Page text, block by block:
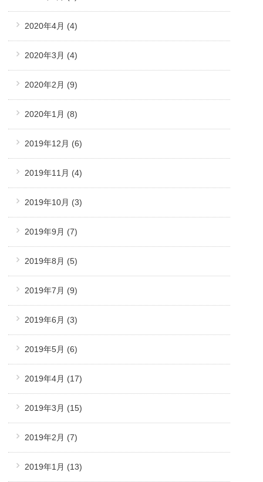
2020年4月 (4)
2020年3月 (4)
2020年2月 (9)
2020年1月 (8)
2019年12月 (6)
2019年11月 (4)
2019年10月 (3)
2019年9月 (7)
2019年8月 (5)
2019年7月 (9)
2019年6月 (3)
2019年5月 (6)
2019年4月 (17)
2019年3月 (15)
2019年2月 (7)
2019年1月 (13)